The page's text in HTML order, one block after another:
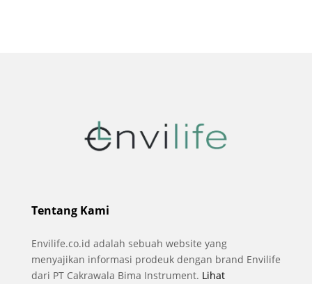
Tentang Kami
Envilife.co.id adalah sebuah website yang
menyajikan informasi prodeuk dengan brand Envilife
dari PT Cakrawala Bima Instrument. Lihat